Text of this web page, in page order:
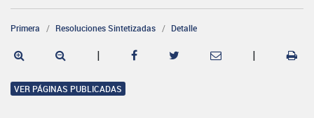
Primera Resoluciones Sintetizadas Detalle
| |
VER PÁGINAS PUBLICADAS